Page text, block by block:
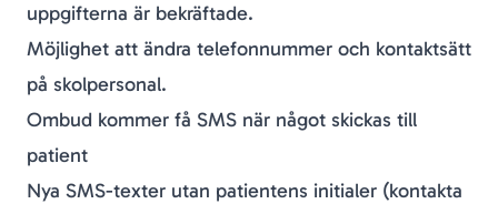
uppgifterna är bekräftade.
Möjlighet att ändra telefonnummer och kontaktsätt
på skolpersonal.
Ombud kommer få SMS när något skickas till
patient
Nya SMS-texter utan patientens initialer (kontakta